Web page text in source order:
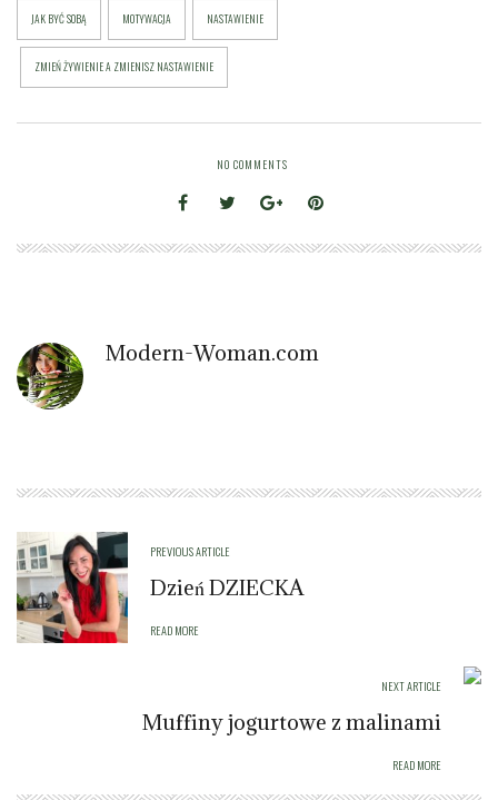
JAK BYĆ SOBĄ MOTYWACJA NASTAWIENIE
ZMIEŃ ŻYWIENIE A ZMIENISZ NASTAWIENIE
NO COMMENTS
Modern-Woman.com
PREVIOUS ARTICLE
Dzień DZIECKA
READ MORE
NEXT ARTICLE
Muffiny jogurtowe z malinami
READ MORE